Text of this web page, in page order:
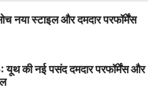
नया स्टाइल और दमदार परफॉर्मेंस
की नई पसंद दमदार परफॉर्मेंस और